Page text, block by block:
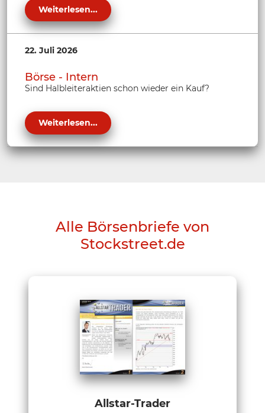
Weiterlesen...
22. Juli 2026
Börse - Intern
Sind Halbleiteraktien schon wieder ein Kauf?
Weiterlesen...
Alle Börsenbriefe von
Stockstreet.de
Allstar-Trader